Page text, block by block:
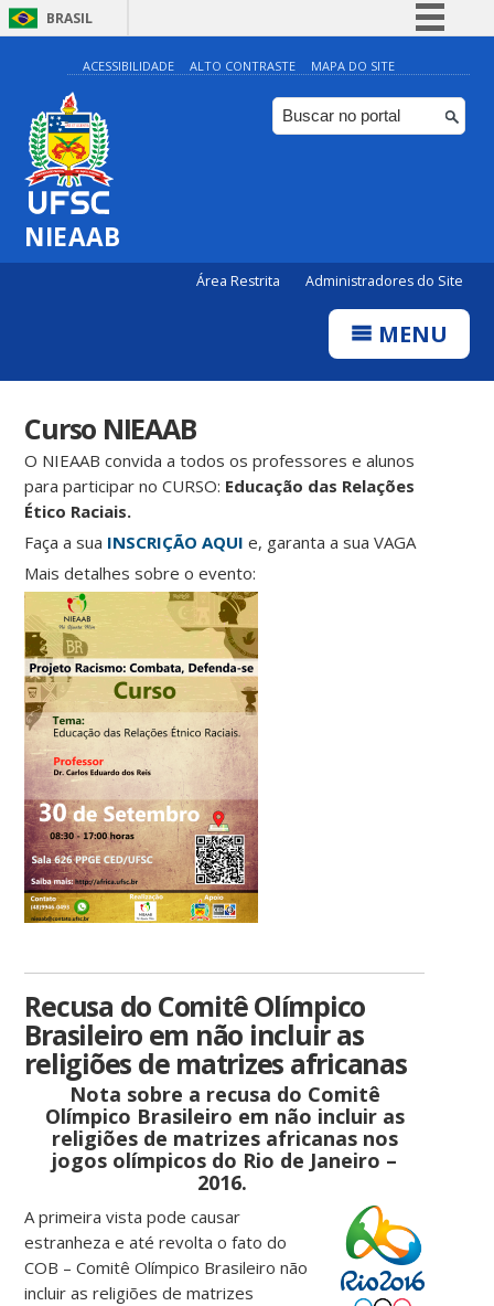
BRASIL
Simplifique!
Comunica BR
Participe
ACESSIBILIDADE ALTO CONTRASTE MAPA DO SITE
NIEAAB
Área Restrita Administradores do Site
MENU
Curso NIEAAB
O NIEAAB convida a todos os professores e alunos
para participar no CURSO: Educação das Relações
Ético Raciais.
Faça a sua INSCRIÇÃO AQUI e, garanta a sua VAGA
Mais detalhes sobre o evento:
Recusa do Comitê Olímpico
Brasileiro em não incluir as
religiões de matrizes africanas
Nota sobre a recusa do Comitê
Olímpico Brasileiro em não incluir as
religiões de matrizes africanas nos
jogos olímpicos do Rio de Janeiro –
2016.
A primeira vista pode causar
estranheza e até revolta o fato do
COB – Comitê Olímpico Brasileiro não
incluir as religiões de matrizes